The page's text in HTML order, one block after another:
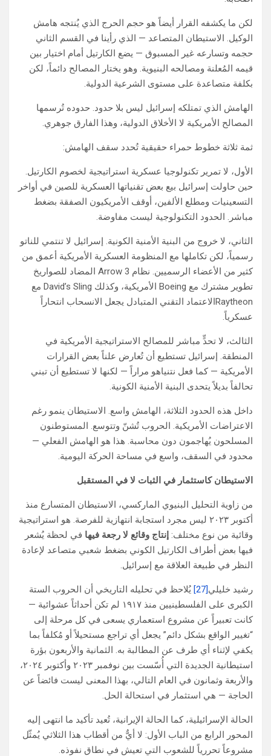
لكن ما يكشفه القرار أيضاً هو حجم الحرج الذي يُنتجه هامش
الوكيل. الاستيطان المتصاعد — الذي رأينا في القسم الثاني
حجمه وتسارعه غير المسبوق — يضع الكارتيل أمام اختيار بين
قيمه المُعلنة ومصالحه البنيوية. وهو يختار المصالح دائماً، لكن
بكلفة متصاعدة على مستوى الشرعية الدولية.
الهامش الذي تمتلكه إسرائيل ليس بلا حدود. حدوده تُرسمها
المصالح الأمريكية لا الأخلاق الدولية، وهذا الفارق جوهري.
ثمة ثلاثة خطوط حمراء حقيقية تُحدد سقف الهامش:
الأول، لا تمرير تكنولوجيا عسكرية استراتيجية لخصوم الكارتيل.
حين حاولت إسرائيل بيع بعض تقنياتها العسكرية للصين في أواخر
التسعينيات ومطلع الألفين، أوقف الأمريكيون الصفقة بضغط
مباشر. الحدود التكنولوجية ليست مفاوضة.
الثاني، لا خروج من البنية الأمنية الكونية. إسرائيل لا تنتمي للناتو
رسمياً، لكن تكاملها مع المنظومة العسكرية الأمريكية أعمق من
كثير من الأعضاء الرسميين. نظام Arrow 3 المضاد للصواريخ
تطوير مشترك مع Boeing الأمريكية، وكذلك David’s Sling مع
Raytheonالاعتماد التقني المتبادل يجعل الانسحاب انتحاراً
عسكرياً.
الثالث، لا تحدٍّ مباشر للمصالح الاستراتيجية الأمريكية في
المنطقة. إسرائيل تستطيع أن تُعارض علناً بعض القرارات
الأمريكية — كما فعل نتنياهو مراراً — لكنها لا تستطيع أن تبني
تحالفاً بديلاً يتحدى البنية الأمنية الكونية.
داخل هذه الحدود الثلاثة، الهامش واسع. الاستيطان ينمو رغم
الاعتراضات الأمريكية. الحروب تُشنّ وتتوسع. المستوطنون
المسلحون يُهاجمون دون محاسبة. هذا هو الهامش الفعلي —
محدود في السقف، واسع في مساحة الحركة اليومية.
الاستيطان كاستثمار في الثبات لا في المستقبل
من زاوية التحليل البنيوي الماركسي، الاستيطان المتسارع منذ
أكتوبر ٢٠٢٣ ليس مجرد استجابة انتهازية للفرصة. هو استراتيجية
وقائية من نوع مختلف: إنتاج وقائع لا رجعة فيها في لحظة يُشعر
فيها بعض أطراف الكارتيل الكوني بضغط شعبي متصاعد لإعادة
النظر في طبيعة العلاقة مع إسرائيل.
رشيد خليلي[27]
يُلاحظ في تحليله التاريخي أن الحروب الستة
الكبرى على الفلسطينيين منذ ١٩١٧ لم تكن أحداثاً عشوائية —
كانت تعبيراً عن مشروع استعماري يسعى في كل مرحلة إلى
“تغيير الواقع بشكل دائم” يجعل أي تراجع مستحيلاً أو مُكلفاً بما
يكفي لإثناء أي طرف عن المطالبة به. الثمانية والأربعون بؤرة
استيطانية الجديدة التي أُسّست بين نوفمبر ٢٠٢٣ وأكتوبر ٢٠٢٤،
والأربعة وثمانون في العام التالي، بهذا المعنى ليست فائضاً عن
الحاجة — هي استثمار في استحالة الحل.
الحالة الإسرائيلية، كما الحالة الإيرانية، تُعيد تأكيد ما انتهى إليه
المحور الرابع من الباب الأول: لا أيٌّ من أقطاب هذا الثلاثي يُمثّل
مشروعاً تحررياً للشعوب التي تعيش في نطاق نفوذه.